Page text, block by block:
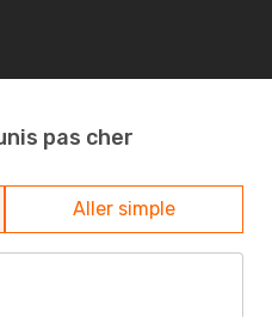
pas cher
Aller simple